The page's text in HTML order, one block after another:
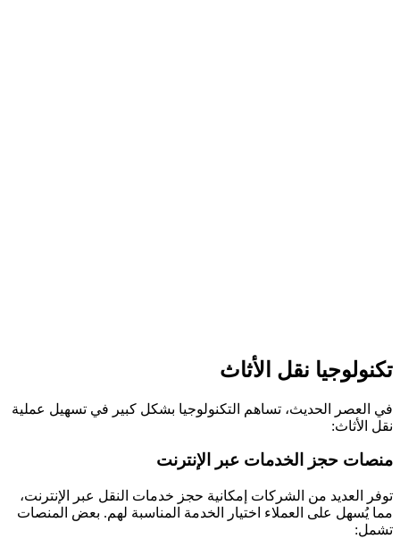
تكنولوجيا نقل الأثاث
في العصر الحديث، تساهم التكنولوجيا بشكل كبير في تسهيل عملية
نقل الأثاث:
منصات حجز الخدمات عبر الإنترنت
توفر العديد من الشركات إمكانية حجز خدمات النقل عبر الإنترنت،
مما يُسهل على العملاء اختيار الخدمة المناسبة لهم. بعض المنصات
تشمل: